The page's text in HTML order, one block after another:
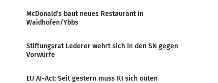
McDonald’s baut neues Restaurant in
Waidhofen/Ybbs
Stiftungsrat Lederer wehrt sich in den SN gegen
Vorwürfe
EU AI-Act: Seit gestern muss KI sich outen